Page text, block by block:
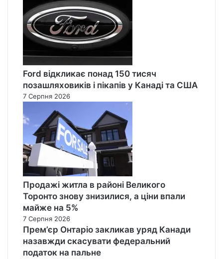
Ford відкликає понад 150 тисяч
позашляховиків і пікапів у Канаді та США
7 Серпня 2026
Продажі житла в районі Великого
Торонто знову знизилися, а ціни впали
майже на 5%
7 Серпня 2026
Прем’єр Онтаріо закликав уряд Канади
назавжди скасувати федеральний
податок на пальне